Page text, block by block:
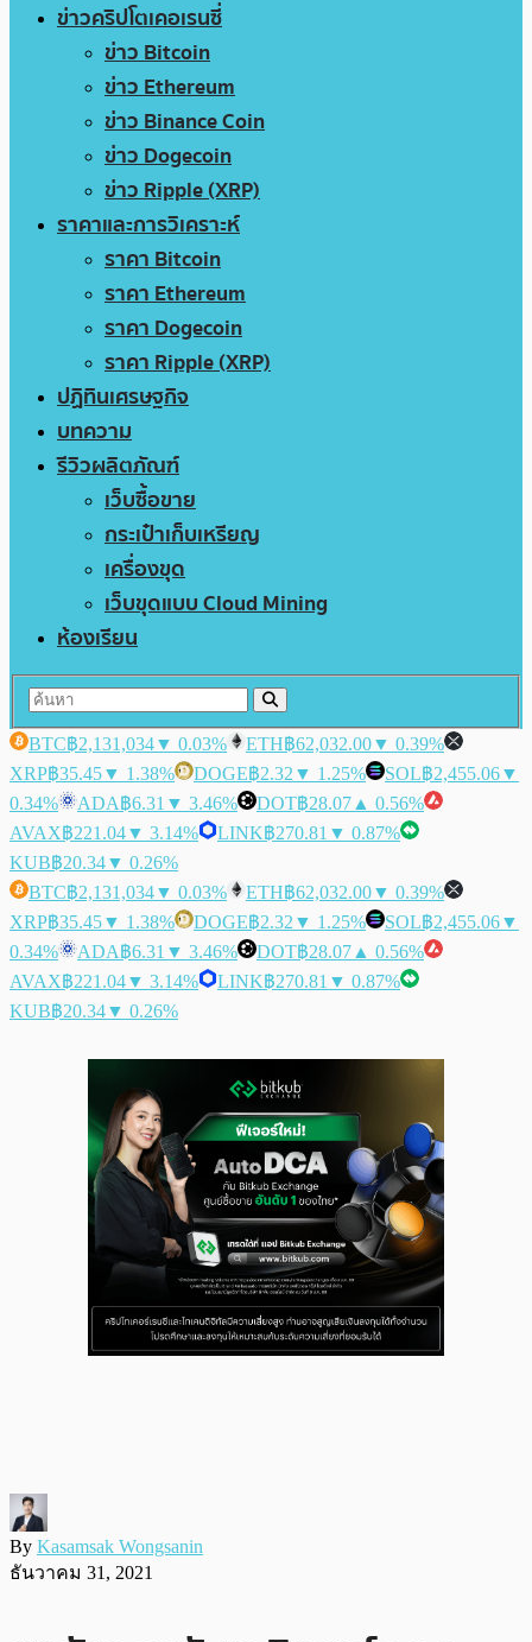
ข่าวคริปโตเคอเรนซี่
ข่าว Bitcoin
ข่าว Ethereum
ข่าว Binance Coin
ข่าว Dogecoin
ข่าว Ripple (XRP)
ราคาและการวิเคราะห์
ราคา Bitcoin
ราคา Ethereum
ราคา Dogecoin
ราคา Ripple (XRP)
ปฏิทินเศรษฐกิจ
บทความ
รีวิวผลิตภัณฑ์
เว็บซื้อขาย
กระเป๋าเก็บเหรียญ
เครื่องขุด
เว็บขุดแบบ Cloud Mining
ห้องเรียน
BTC฿2,131,034▼ 0.03% ETH฿62,032.00▼ 0.39%
XRP฿35.45▼ 1.38% DOGE฿2.32 ▼ 1.25% SOL฿2,455.06▼
0.34%
ADA฿6.31 ▼ 3.46% DOT฿28.07 ▲ 0.56%
AVAX฿221.04▼ 3.14% LINK฿270.81 ▼ 0.87%
KUB฿20.34▼ 0.26%
BTC฿2,131,034▼ 0.03% ETH฿62,032.00▼ 0.39%
XRP฿35.45▼ 1.38% DOGE฿2.32 ▼ 1.25% SOL฿2,455.06▼
0.34%
ADA฿6.31 ▼ 3.46% DOT฿28.07 ▲ 0.56%
AVAX฿221.04▼ 3.14% LINK฿270.81 ▼ 0.87%
KUB฿20.34▼ 0.26%
By Kasamsak Wongsanin
ธันวาคม 31, 2021